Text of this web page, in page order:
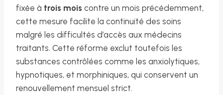
fixée à trois mois contre un mois précédemment,
cette mesure facilite la continuité des soins
malgré les difficultés d’accès aux médecins
traitants. Cette réforme exclut toutefois les
substances contrôlées comme les anxiolytiques,
hypnotiques, et morphiniques, qui conservent un
renouvellement mensuel strict.